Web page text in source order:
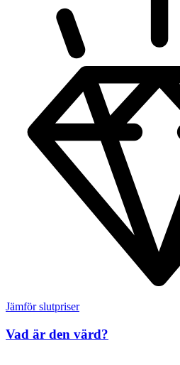
Jämför slutpriser
Vad är den värd?